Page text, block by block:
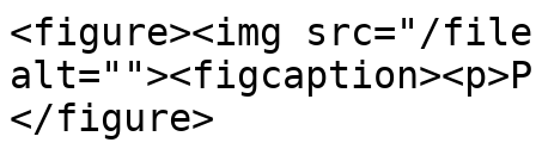
<figure><img src="/files/
</figure>